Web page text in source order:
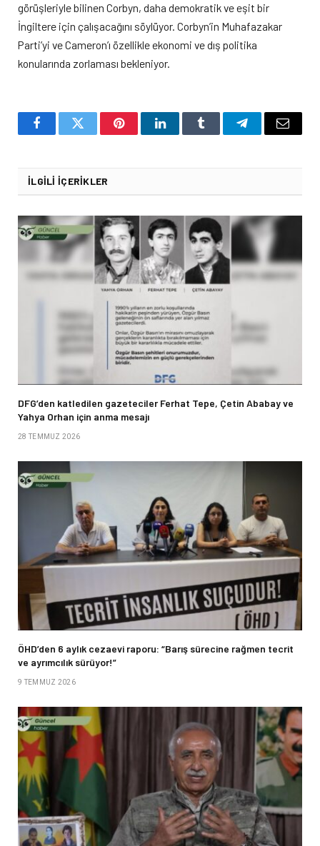
görüşleriyle bilinen Corbyn, daha demokratik ve eşit bir
İngiltere için çalışacağını söylüyor. Corbyn’in Muhafazakar
Parti’yi ve Cameron’ı özellikle ekonomi ve dış politika
konularında zorlaması bekleniyor.
FacebookTwitter PinterestLinkedInTumblr TelegramEmail
İLGILI İÇERIKLER
DFG’den katledilen gazeteciler Ferhat Tepe, Çetin Ababay ve
Yahya Orhan için anma mesajı
28 TEMMUZ 2026
ÖHD’den 6 aylık cezaevi raporu: “Barış sürecine rağmen tecrit
ve ayrımcılık sürüyor!”
9 TEMMUZ 2026